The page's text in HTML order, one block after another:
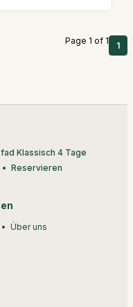
Page 1 of 1 1
Klassisch 4 Tage
Reservieren
Über uns